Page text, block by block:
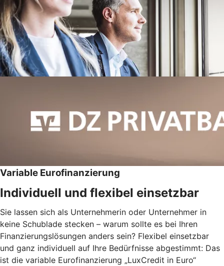
Variable Eurofinanzierung
Individuell und flexibel einsetzbar
Sie lassen sich als Unternehmerin oder Unternehmer in
keine Schublade stecken – warum sollte es bei Ihren
Finanzierungslösungen anders sein? Flexibel einsetzbar
und ganz individuell auf Ihre Bedürfnisse abgestimmt: Das
ist die variable Eurofinanzierung „LuxCredit in Euro“